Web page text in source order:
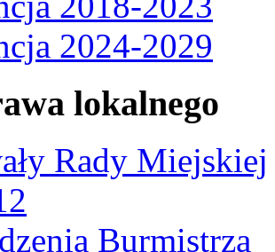
2024-2029
lokalnego
Rady Miejskiej
Burmistrza